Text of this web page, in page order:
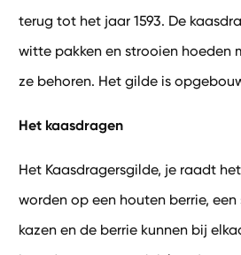
terug tot het jaar 1593. De
witte pakken en strooien hoeden
ze behoren. Het gilde is
Het kaasdragen
Het Kaasdragersgilde, je raadt
worden op een houten berrie,
kazen en de berrie kunnen bij